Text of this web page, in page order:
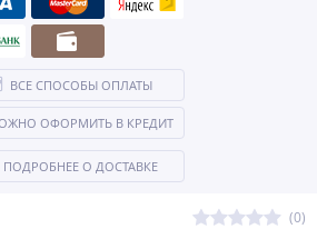
(0)
ВСЕ СПОСОБЫ ОПЛАТЫ
ОФОРМИТЬ В КРЕДИТ
ПОДРОБНЕЕ О ДОСТАВКЕ